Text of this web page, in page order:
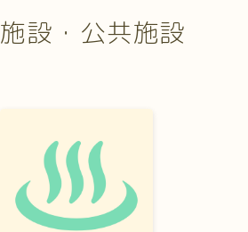
施設・公共施設